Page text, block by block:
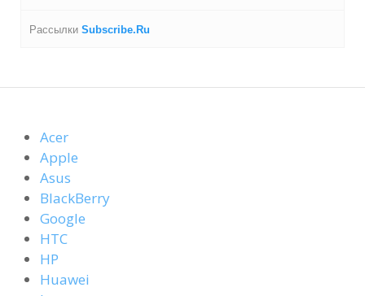
Рассылки Subscribe.Ru
Acer
Apple
Asus
BlackBerry
Google
HTC
HP
Huawei